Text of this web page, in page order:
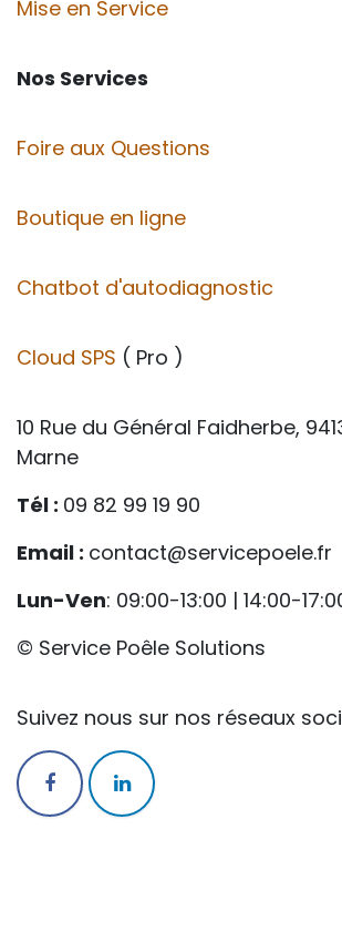
Mise en Service
Nos Services
Foire aux Questions
Boutique en ligne
Chatbot d'autodiagnostic
Cloud SPS ( Pro )
10 Rue du Général Faidherbe,
Marne
Tél : 09 82 99 19 90
Email : contact@servicepoele.fr
Lun-Ven: 09:00-13:00 | 14:00-
© Service Poêle Solutions
Suivez nous sur nos réseaux